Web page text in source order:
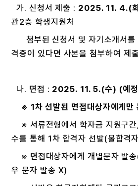
가. 신청서 제출 : 2025. 11. 4.(
관2층 학생지원처
첨부된 신청서 및 자기소개서를
격증이 있다면 사본을 첨부하여 제출
나. 면접 : 2025. 11. 5.(수) (예
※ 1차 선발된 면접대상자에게만
※ 서류전형에서 학자금 지원구간
수를 통해 1차 합격자 선발(불합격
※ 면접대상자에게 개별문자 발송
우 문자 발송 X)